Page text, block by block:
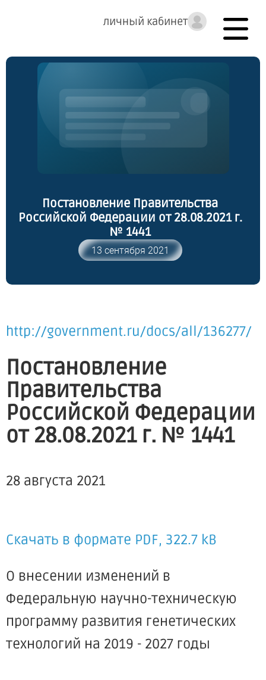
личный кабинет
Постановление Правительства
Российской Федерации от 28.08.2021 г.
№ 1441
13 сентября 2021
http://government.ru/docs/all/136277/
Постановление
Правительства
Российской Федерации
от 28.08.2021 г. № 1441
28 августа 2021
Скачать в формате PDF, 322.7 kB
О внесении изменений в
Федеральную научно-техническую
программу развития генетических
технологий на 2019 - 2027 годы